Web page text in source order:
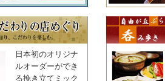
日本初のオリジナ
ルオーダーができ
る挽き立てミック